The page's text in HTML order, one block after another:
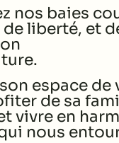
nos baies
liberté, et
espace de
de sa
vivre en
nous